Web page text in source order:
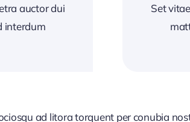
auctor dui
interdum
Set
ad litora torquent per conubia